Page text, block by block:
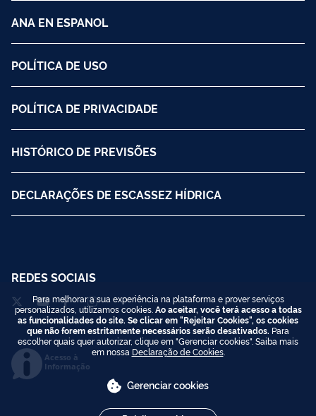
ANA EN ESPANOL
POLÍTICA DE USO
POLÍTICA DE PRIVACIDADE
HISTÓRICO DE PREVISÕES
DECLARAÇÕES DE ESCASSEZ HÍDRICA
REDES SOCIAIS
Acesso à
Informação
Para melhorar a sua experiência na plataforma e prover serviços
personalizados, utilizamos cookies. Ao aceitar, você terá acesso a todas
as funcionalidades do site. Se clicar em "Rejeitar Cookies", os cookies
que não forem estritamente necessários serão desativados. Para
escolher quais quer autorizar, clique em "Gerenciar cookies". Saiba mais
em nossa Declaração de Cookies.
Gerenciar cookies